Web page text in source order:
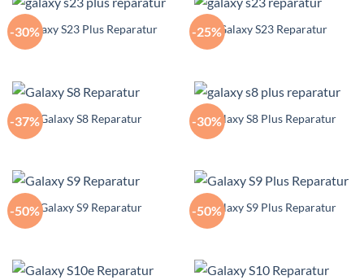
-30%Galaxy S23 Plus Reparatur -25%Galaxy S23 Reparatur
-37%Galaxy S8 Reparatur -30%Galaxy S8 Plus Reparatur
-50%Galaxy S9 Reparatur -50%Galaxy S9 Plus Reparatur